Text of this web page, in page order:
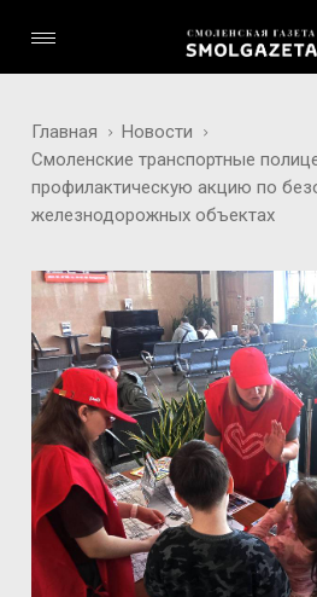
Главная
Новости
Смоленские транспортные
профилактическую акцию по
железнодорожных объектах